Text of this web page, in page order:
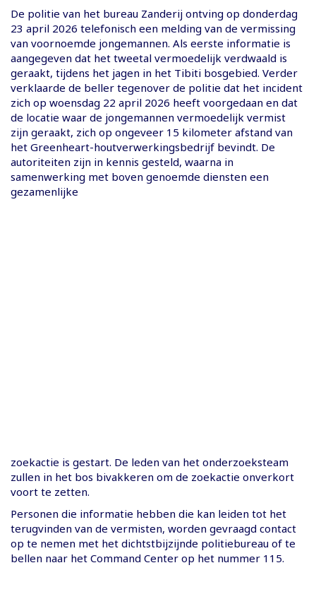
De politie van het bureau Zanderij ontving op donderdag
23 april 2026 telefonisch een melding van de vermissing
van voornoemde jongemannen. Als eerste informatie is
aangegeven dat het tweetal vermoedelijk verdwaald is
geraakt, tijdens het jagen in het Tibiti bosgebied. Verder
verklaarde de beller tegenover de politie dat het incident
zich op woensdag 22 april 2026 heeft voorgedaan en dat
de locatie waar de jongemannen vermoedelijk vermist
zijn geraakt, zich op ongeveer 15 kilometer afstand van
het Greenheart-houtverwerkingsbedrijf bevindt. De
autoriteiten zijn in kennis gesteld, waarna in
samenwerking met boven genoemde diensten een
gezamenlijke
zoekactie is gestart. De leden van het onderzoeksteam
zullen in het bos bivakkeren om de zoekactie onverkort
voort te zetten.
Personen die informatie hebben die kan leiden tot het
terugvinden van de vermisten, worden gevraagd contact
op te nemen met het dichtstbijzijnde politiebureau of te
bellen naar het Command Center op het nummer 115.